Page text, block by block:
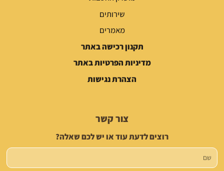
שירותים
מאמרים
תקנון רכישה באתר
מדיניות הפרטיות באתר
הצהרת נגישות
צור קשר
רוצים לדעת עוד או יש לכם שאלה?
שם